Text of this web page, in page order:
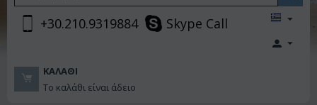
+30.210.9319884 Skype Call
ΚΑΛΆΘΙ
Το καλάθι είναι άδειο